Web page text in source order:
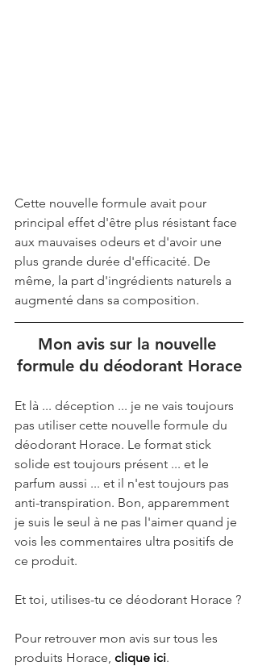
Cette nouvelle formule avait pour
principal effet d'être plus résistant face
aux mauvaises odeurs et d'avoir une
plus grande durée d'efficacité. De
même, la part d'ingrédients naturels a
augmenté dans sa composition.
Mon avis sur la nouvelle
formule du déodorant Horace
Et là ... déception ... je ne vais toujours
pas utiliser cette nouvelle formule du
déodorant Horace. Le format stick
solide est toujours présent ... et le
parfum aussi ... et il n'est toujours pas
anti-transpiration. Bon, apparemment
je suis le seul à ne pas l'aimer quand je
vois les commentaires ultra positifs de
ce produit.
Et toi, utilises-tu ce déodorant Horace ?
Pour retrouver mon avis sur tous les
produits Horace, clique ici.